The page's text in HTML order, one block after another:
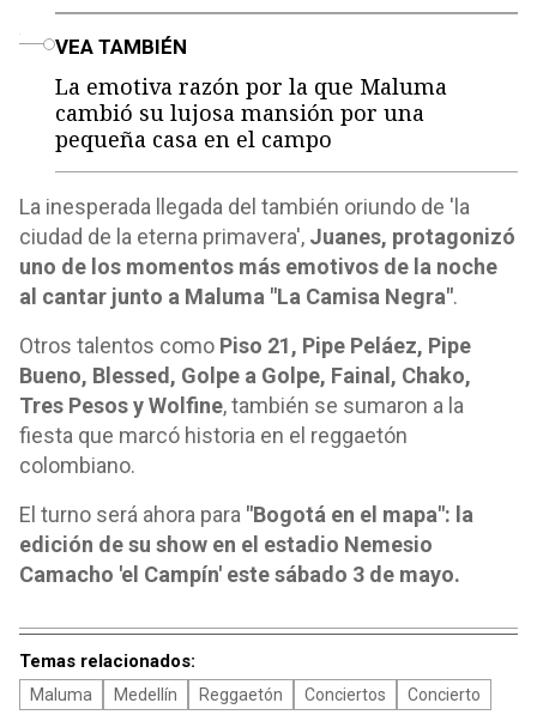
VEA TAMBIÉN
La emotiva razón por la que Maluma
cambió su lujosa mansión por una
pequeña casa en el campo
La inesperada llegada del también oriundo de 'la
ciudad de la eterna primavera', Juanes, protagonizó
uno de los momentos más emotivos de la noche
al cantar junto a Maluma "La Camisa Negra".
Otros talentos como Piso 21, Pipe Peláez, Pipe
Bueno, Blessed, Golpe a Golpe, Fainal, Chako,
Tres Pesos y Wolfine, también se sumaron a la
fiesta que marcó historia en el reggaetón
colombiano.
El turno será ahora para "Bogotá en el mapa": la
edición de su show en el estadio Nemesio
Camacho 'el Campín' este sábado 3 de mayo.
Temas relacionados:
Maluma Medellín Reggaetón Conciertos Concierto